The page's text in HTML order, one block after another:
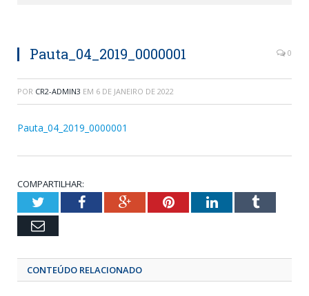
Pauta_04_2019_0000001 0
POR CR2-ADMIN3 EM 6 DE JANEIRO DE 2022
Pauta_04_2019_0000001
COMPARTILHAR:
TwitterFacebookGoogle+PinterestLinkedInTumblr
Email
CONTEÚDO RELACIONADO